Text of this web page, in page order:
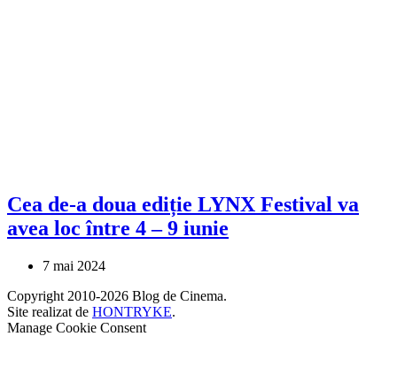
Cea de-a doua ediție LYNX Festival va
avea loc între 4 – 9 iunie
7 mai 2024
Copyright 2010-2026 Blog de Cinema.
Site realizat de HONTRYKE.
Manage Cookie Consent